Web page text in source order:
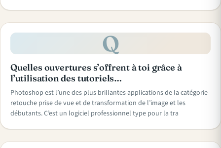
Q
Quelles ouvertures s’offrent à toi grâce à
l’utilisation des tutoriels…
Photoshop est l’une des plus brillantes applications de la catégorie
retouche prise de vue et de transformation de l’image et les
débutants. C’est un logiciel professionnel type pour la tra